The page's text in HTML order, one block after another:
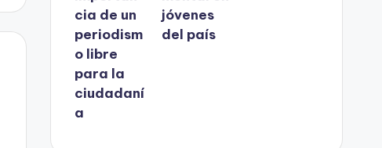
cia de un
periodism
o libre
para la
ciudadaní
a
jóvenes
del país